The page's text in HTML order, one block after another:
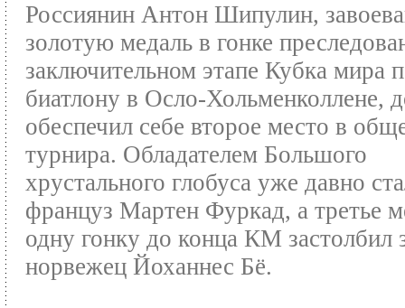
Россиянин Антон Шипулин,
золотую медаль в гонке
заключительном этапе Кубка мира
биатлону в Осло-Хольменколлене,
обеспечил себе второе место в
турнира. Обладателем Большого
хрустального глобуса уже давно
француз Мартен Фуркад, а третье
одну гонку до конца КМ застолбил
норвежец Йоханнес Бё.